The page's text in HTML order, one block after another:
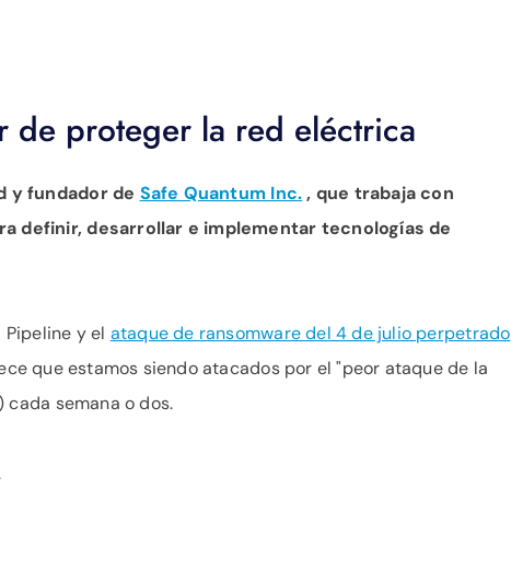
de proteger la red eléctrica
y fundador de Safe Quantum Inc. , que trabaja con
definir, desarrollar e implementar tecnologías de
Pipeline y el ataque de ransomware del 4 de julio perpetrado
que estamos siendo atacados por el "peor ataque de la
cada semana o dos.